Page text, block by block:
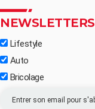
NEWSLETTERS
Lifestyle
Auto
Bricolage